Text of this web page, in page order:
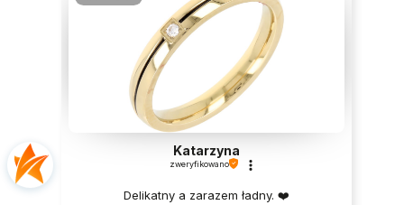
Katarzyna
zweryfikowano
Delikatny a zarazem ładny. ❤️